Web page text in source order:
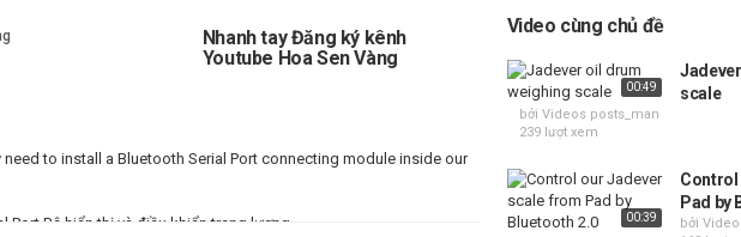
Nhanh tay Đăng ký kênh
Youtube Hoa Sen Vàng
to install a Bluetooth Serial Port connecting module inside our
Port Bộ hiển thị và điều khiển trọng lượng
Video cùng chủ đề
00:49
scale
bởi Videos posts_man
239 lượt xem
00:39
Control
Pad by
bởi